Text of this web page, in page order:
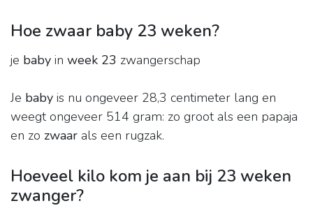
Hoe zwaar baby 23 weken?
je baby in week 23 zwangerschap
Je baby is nu ongeveer 28,3 centimeter lang en
weegt ongeveer 514 gram: zo groot als een papaja
en zo zwaar als een rugzak.
Hoeveel kilo kom je aan bij 23 weken
zwanger?